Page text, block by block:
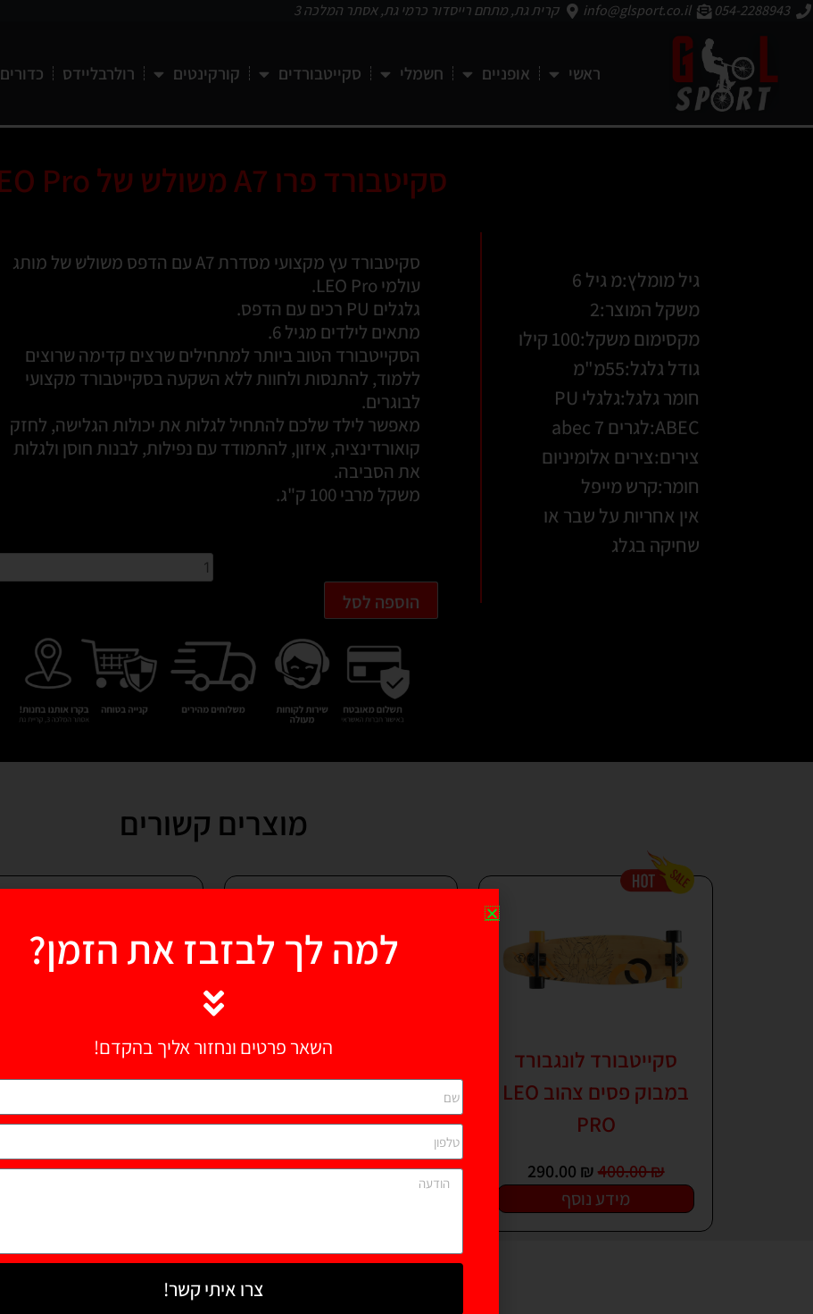
054-2288943
info@glsport.co.il קרית גת, מתחם רייסדור כרמי גת, אסתר המלכה 3
ראשי אופניים חשמלי סקייטבורדים קורקינטים רולרבליידס כדורים
סקיטבורד פרו A7 משולש של LEO Pro
גיל מומלץ:מ גיל 6
משקל המוצר:2
מקסימום משקל:100 קילו
גודל גלגל:55מ"מ
חומר גלגל:גלגלי PU
ABEC:לגרים abec 7
צירים:צירים אלומיניום
חומר:קרש מייפל
אין אחריות על שבר או
שחיקה בגלג
סקיטבורד עץ מקצועי מסדרת A7 עם הדפס משולש של מותג
עולמי LEO Pro.
גלגלים PU רכים עם הדפס.
מתאים לילדים מגיל 6.
הסקייטבורד הטוב ביותר למתחילים שרצים קדימה שרוצים
ללמוד, להתנסות ולחוות ללא השקעה בסקייטבורד מקצועי
לבוגרים.
מאפשר לילד שלכם להתחיל לגלות את יכולות הגלישה, לחזק
קואורדינציה, איזון, להתמודד עם נפילות, לבנות חוסן ולגלות
את הסביבה.
משקל מרבי 100 ק"ג.
הוספה לסל
מוצרים קשורים
סקייטבורד לונגבורד
במבוק פסים צהוב LEO
PRO
400.00₪
290.00 ₪
מידע נוסף
סקייטבורד לילדים A5
למה לך לבזבז את הזמן?
השאר פרטים ונחזור אליך בהקדם!
צרו איתי קשר!